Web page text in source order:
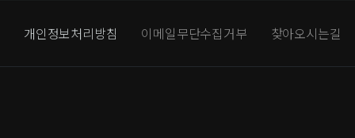
개인정보처리방침 이메일무단수집거부 찾아오시는길